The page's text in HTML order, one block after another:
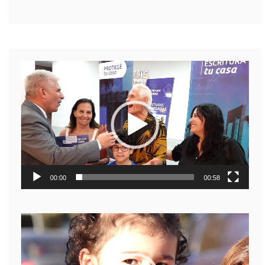
Reproductor
de
video
00:00 00:58
Reproductor
de
video